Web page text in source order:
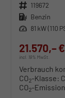
Fahrzeugnr. 119672
Kraftstoff Benzin
Leistung 81 kW (110
21.570,– €
incl. 19% MwSt.
Verbrauch
CO2-Klasse: C
CO2-